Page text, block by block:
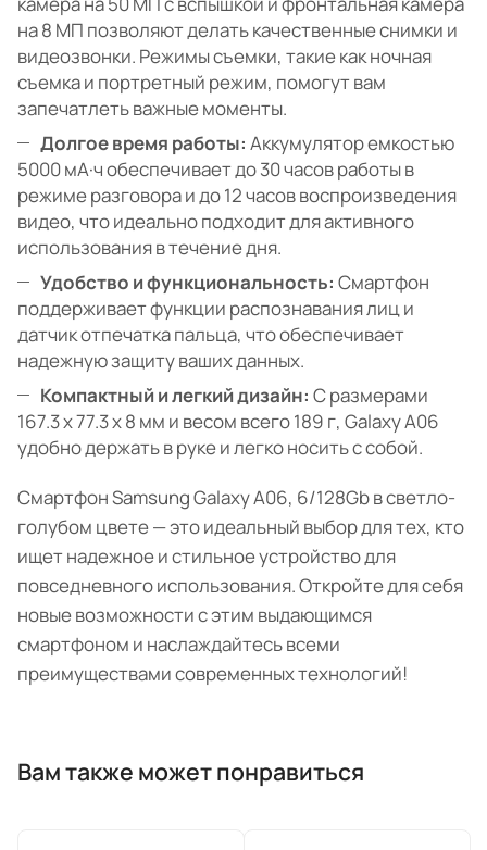
на 8 МП позволяют делать качественные снимки и
видеозвонки. Режимы съемки, такие как ночная
съемка и портретный режим, помогут вам
запечатлеть важные моменты.
Долгое время работы: Аккумулятор емкостью
5000 мА·ч обеспечивает до 30 часов работы в
режиме разговора и до 12 часов воспроизведения
видео, что идеально подходит для активного
использования в течение дня.
Удобство и функциональность: Смартфон
поддерживает функции распознавания лиц и
датчик отпечатка пальца, что обеспечивает
надежную защиту ваших данных.
Компактный и легкий дизайн: С размерами
167.3 х 77.3 х 8 мм и весом всего 189 г, Galaxy A06
удобно держать в руке и легко носить с собой.
Смартфон Samsung Galaxy A06, 6/128Gb в светло-
голубом цвете — это идеальный выбор для тех, кто
ищет надежное и стильное устройство для
повседневного использования. Откройте для себя
новые возможности с этим выдающимся
смартфоном и наслаждайтесь всеми
преимуществами современных технологий!
Вам также может понравиться